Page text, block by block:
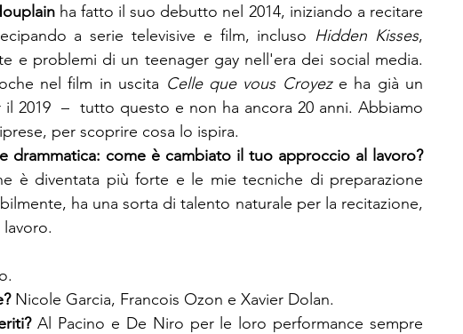
ha fatto il suo debutto nel 2014, iniziando a recitare
a serie televisive e film, incluso Hidden Kisses,
e problemi di un teenager gay nell'era dei social media.
nel film in uscita Celle que vous Croyez e ha già un
2019  –  tutto questo e non ha ancora 20 anni. Abbiamo
per scoprire cosa lo ispira.
drammatica: come è cambiato il tuo approccio al lavoro?
è diventata più forte e le mie tecniche di preparazione
ha una sorta di talento naturale per la recitazione,
Nicole Garcia, Francois Ozon e Xavier Dolan.
Al Pacino e De Niro per le loro performance sempre